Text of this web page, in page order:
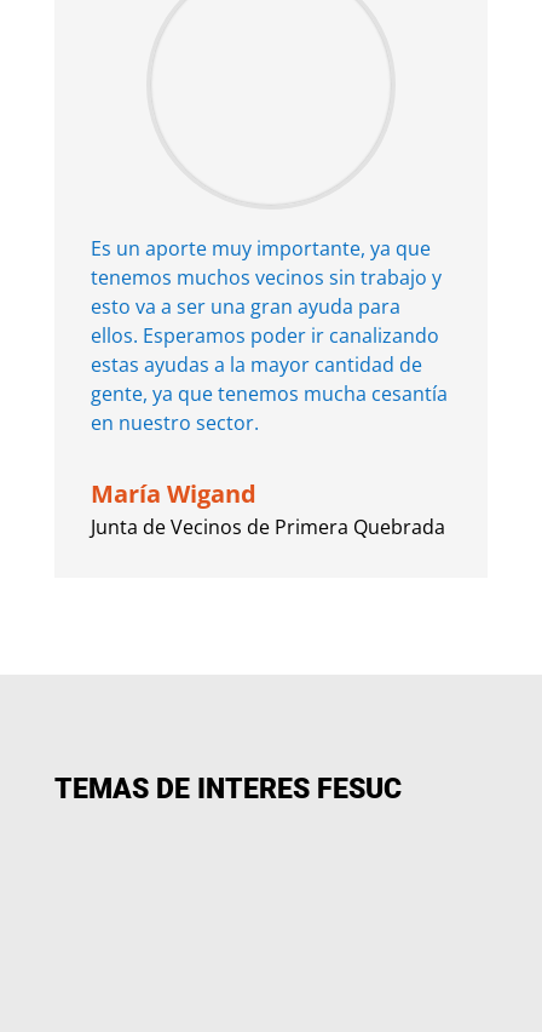
Es un aporte muy importante, ya que
tenemos muchos vecinos sin trabajo y
esto va a ser una gran ayuda para
ellos. Esperamos poder ir canalizando
estas ayudas a la mayor cantidad de
gente, ya que tenemos mucha cesantía
en nuestro sector.
María Wigand
Junta de Vecinos de Primera Quebrada
TEMAS DE INTERES FESUC